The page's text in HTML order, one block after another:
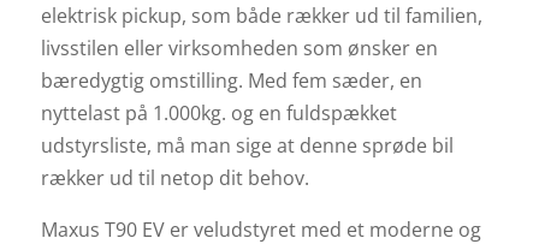
elektrisk pickup, som både rækker ud til familien,
livsstilen eller virksomheden som ønsker en
bæredygtig omstilling. Med fem sæder, en
nyttelast på 1.000kg. og en fuldspækket
udstyrsliste, må man sige at denne sprøde bil
rækker ud til netop dit behov.
Maxus T90 EV er veludstyret med et moderne og